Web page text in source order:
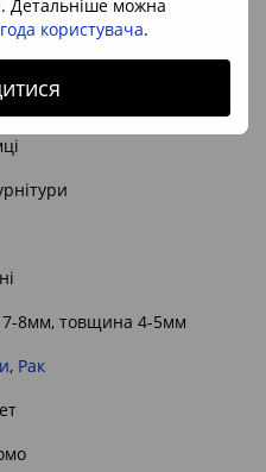
Детальніше можна
користувача.
камінь
8мм, товщина 4-5мм
, Рак